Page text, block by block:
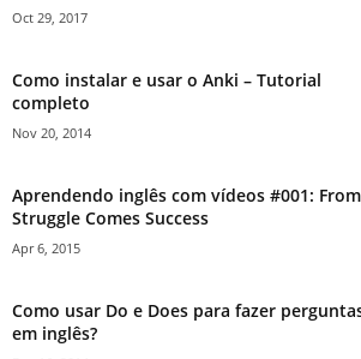
Oct 29, 2017
Como instalar e usar o Anki – Tutorial
completo
Nov 20, 2014
Aprendendo inglês com vídeos #001: From
Struggle Comes Success
Apr 6, 2015
Como usar Do e Does para fazer
em inglês?